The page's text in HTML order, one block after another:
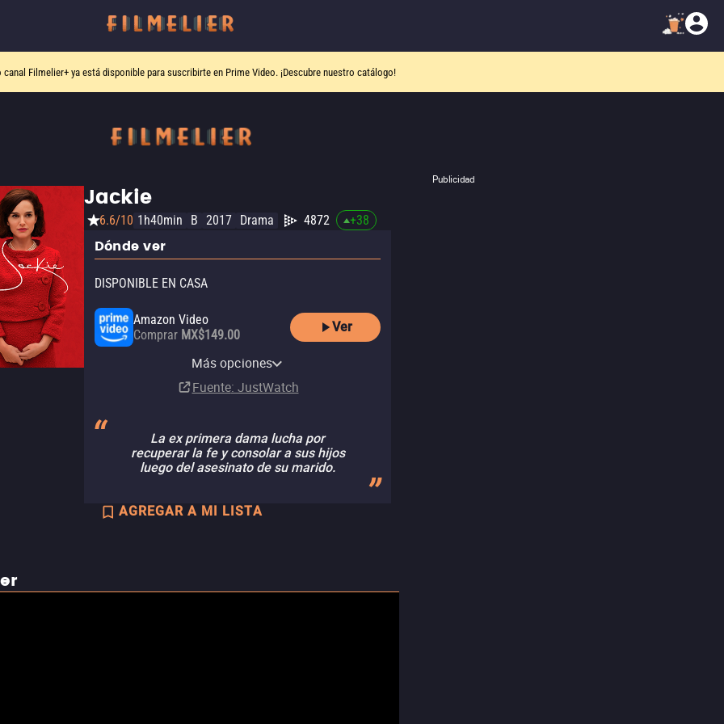
canal Filmelier+ya está disponible para suscribirte en Prime Video. ¡Descubre nuestro catálogo!
Publicidad
Jackie
6.6/10 1h40min B 2017 Drama 4872 +38
Dónde ver
DISPONIBLE EN CASA
Amazon Video
Comprar MX$149.00
Ver
Apple TV (iTunes)
Claro video
MX$40.00
HBO Max
SuscripciónMás opciones
Fuente: JustWatch
La ex primera dama lucha por
recuperar la fe y consolar a sus hijos
luego del asesinato de su marido.
AGREGAR A MI LISTA